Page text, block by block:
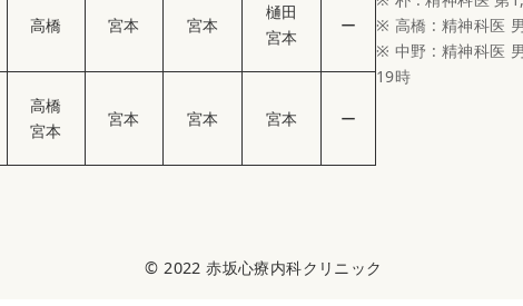
高橋 宮本 宮本
樋田
宮本
ー
高橋
宮本
宮本 宮本 宮本 ー
※ 高橋 : 精神科医
※ 中野 : 精神科医
19時
© 2022赤坂心療内科クリニック